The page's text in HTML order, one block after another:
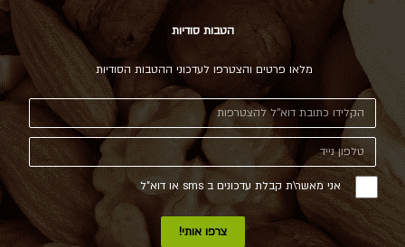
הטבות סודיות
מלאו פרטים והצטרפו לעדכוני ההטבות הסודיות
אני מאשר\ת קבלת עדכונים ב sms או דוא"ל
צרפו אותי!